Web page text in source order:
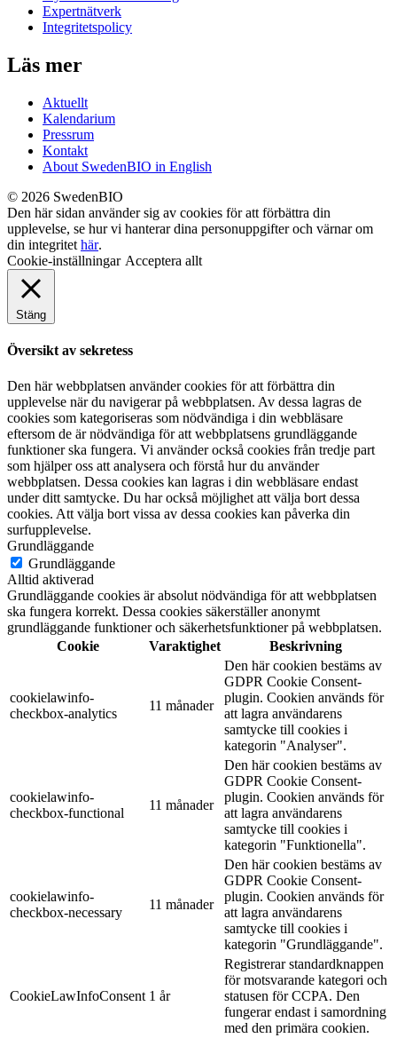
Expertnätverk
Integritetspolicy
Läs mer
Aktuellt
Kalendarium
Pressrum
Kontakt
About SwedenBIO in English
© 2026 SwedenBIO
Den här sidan använder sig av cookies för att förbättra din
upplevelse, se hur vi hanterar dina personuppgifter och värnar om
din integritet här.
Cookie-inställningar Acceptera allt
Stäng
Översikt av sekretess
Den här webbplatsen använder cookies för att förbättra din
upplevelse när du navigerar på webbplatsen. Av dessa lagras de
cookies som kategoriseras som nödvändiga i din webbläsare
eftersom de är nödvändiga för att webbplatsens grundläggande
funktioner ska fungera. Vi använder också cookies från tredje part
som hjälper oss att analysera och förstå hur du använder
webbplatsen. Dessa cookies kan lagras i din webbläsare endast
under ditt samtycke. Du har också möjlighet att välja bort dessa
cookies. Att välja bort vissa av dessa cookies kan påverka din
surfupplevelse.
Grundläggande
Grundläggande
Alltid aktiverad
Grundläggande cookies är absolut nödvändiga för att webbplatsen
ska fungera korrekt. Dessa cookies säkerställer anonymt
grundläggande funktioner och säkerhetsfunktioner på webbplatsen.
Cookie
Varaktighet Beskrivning
cookielawinfo-
checkbox-analytics
11 månader
Den här cookien bestäms av
GDPR Cookie Consent-
plugin. Cookien används för
att lagra användarens
samtycke till cookies i
kategorin "Analyser".
cookielawinfo-
checkbox-functional
11 månader
Den här cookien bestäms av
GDPR Cookie Consent-
plugin. Cookien används för
att lagra användarens
samtycke till cookies i
kategorin "Funktionella".
cookielawinfo-
checkbox-necessary
11 månader
Den här cookien bestäms av
GDPR Cookie Consent-
plugin. Cookien används för
att lagra användarens
samtycke till cookies i
kategorin "Grundläggande".
CookieLawInfoConsent 1 år
Registrerar standardknappen
för motsvarande kategori och
statusen för CCPA. Den
fungerar endast i samordning
med den primära cookien.